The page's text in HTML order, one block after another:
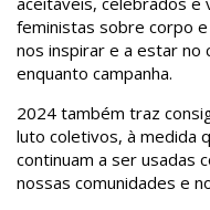
feministas sobre corpo
nos inspirar e a estar no
enquanto campanha.
2024 também traz
luto coletivos, à medida
continuam a ser usadas
nossas comunidades e